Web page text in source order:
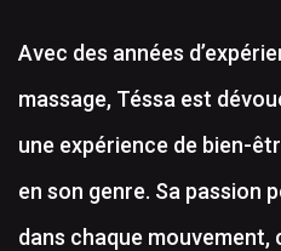
Avec des années
massage, Téssa est
une expérience de bien-
en son genre. Sa passion
dans chaque